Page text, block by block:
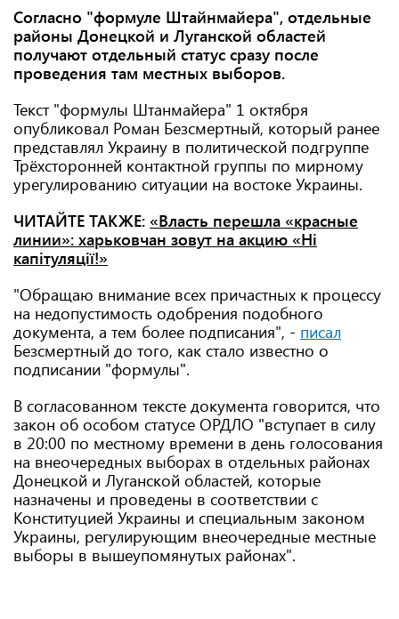
Соглаcно "формуле Штайнмайера", отдельные
районы Донецкой и Луганской областей
получают отдельный статус сразу после
проведения там местных выборов.
Текст "формулы Штанмайера" 1 октября
опубликовал Роман Безсмертный, который ранее
представлял Украину в политической подгруппе
Трёхсторонней контактной группы по мирному
урегулированию ситуации на востоке Украины.
ЧИТАЙТЕ ТАКЖЕ: «Власть перешла «красные
линии»: харьковчан зовут на акцию «Ні
капітуляції!»
"Обращаю внимание всех причастных к процессу
на недопустимость одобрения подобного
документа, а тем более подписания", - писал
Безсмертный до того, как стало известно о
подписании "формулы".
В согласованном тексте документа говорится, что
закон об особом статусе ОРДЛО "вступает в силу
в 20:00 по местному времени в день голосования
на внеочередных выборах в отдельных районах
Донецкой и Луганской областей, которые
назначены и проведены в соответствии с
Конституцией Украины и специальным законом
Украины, регулирующим внеочередные местные
выборы в вышеупомянутых районах".